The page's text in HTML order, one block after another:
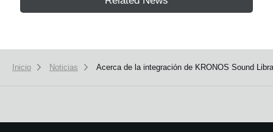
Inicio Noticias Acerca de la integración de KRONOS Sound